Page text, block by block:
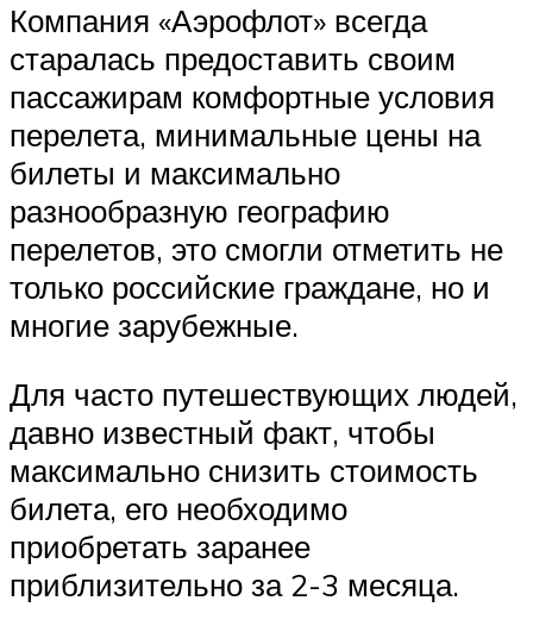
Компания «Аэрофлот» всегда
старалась предоставить своим
пассажирам комфортные условия
перелета, минимальные цены на
билеты и максимально
разнообразную географию
перелетов, это смогли отметить не
только российские граждане, но и
многие зарубежные.
Для часто путешествующих людей,
давно известный факт, чтобы
максимально снизить стоимость
билета, его необходимо
приобретать заранее
приблизительно за 2-3 месяца.